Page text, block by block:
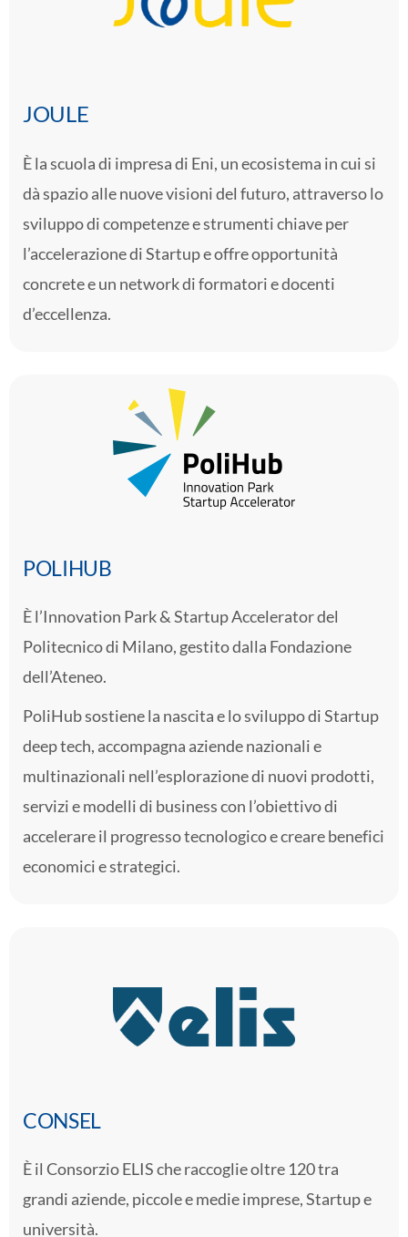
JOULE
È la scuola di impresa di Eni, un ecosistema in cui si
dà spazio alle nuove visioni del futuro, attraverso lo
sviluppo di competenze e strumenti chiave per
l’accelerazione di Startup e offre opportunità
concrete e un network di formatori e docenti
d’eccellenza.
POLIHUB
È l’Innovation Park & Startup Accelerator del
Politecnico di Milano, gestito dalla Fondazione
dell’Ateneo.
PoliHub sostiene la nascita e lo sviluppo di Startup
deep tech, accompagna aziende nazionali e
multinazionali nell’esplorazione di nuovi prodotti,
servizi e modelli di business con l’obiettivo di
accelerare il progresso tecnologico e creare benefici
economici e strategici.
CONSEL
È il Consorzio ELIS che raccoglie oltre 120 tra
grandi aziende, piccole e medie imprese, Startup e
università.